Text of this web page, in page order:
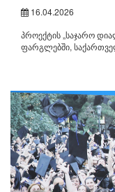
16.04.2026
პროექტის „საჯარო
ფარგლებში,